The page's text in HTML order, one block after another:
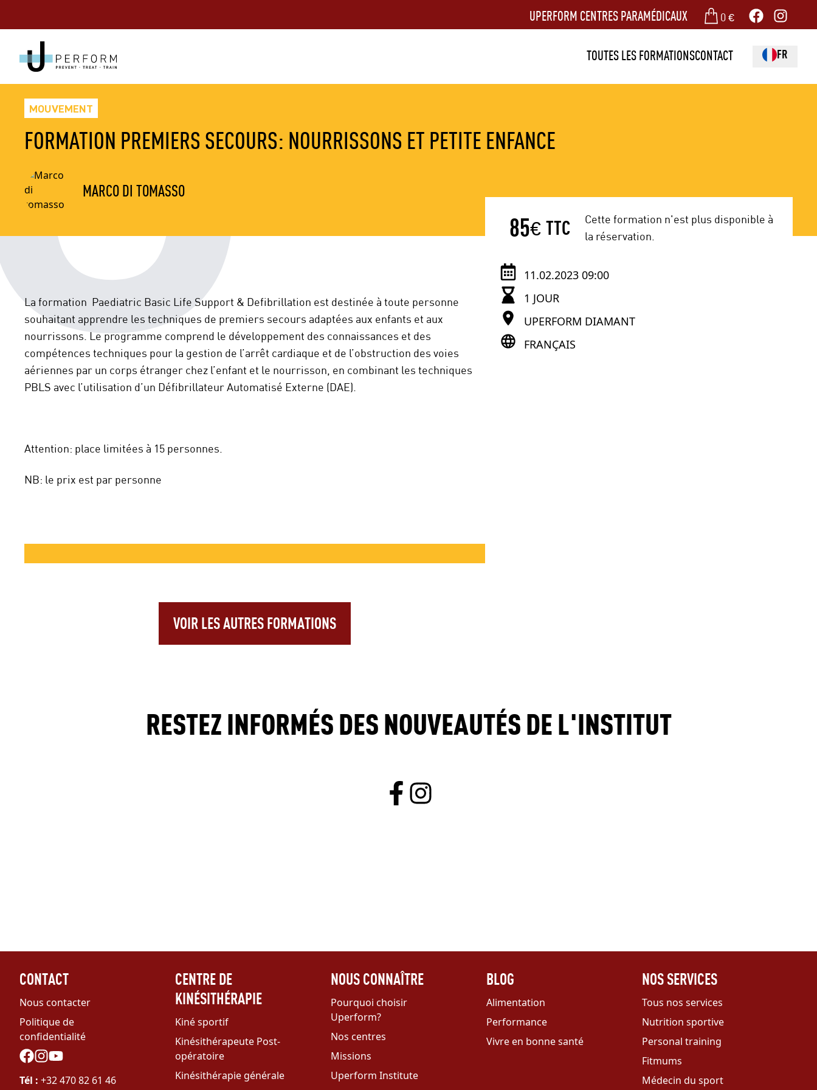
UPERFORM CENTRES PARAMÉDICAUX 0 €
TOUTES LES FORMATIONSCONTACT FR
MOUVEMENT
FORMATION PREMIERS SECOURS: NOURRISSONS ET PETITE ENFANCE
MARCO DI TOMASSO
La formation Paediatric Basic Life Support & Defibrillation est destinée à toute personne
souhaitant apprendre les techniques de premiers secours adaptées aux enfants et aux
nourrissons. Le programme comprend le développement des connaissances et des
compétences techniques pour la gestion de l’arrêt cardiaque et de l’obstruction des voies
aériennes par un corps étranger chez l’enfant et le nourrisson, en combinant les techniques
PBLS avec l’utilisation d’un Défibrillateur Automatisé Externe (DAE).
Attention: place limitées à 15 personnes.
NB: le prix est par personne
VOIR LES AUTRES FORMATIONS
85€ TTC
Cette formation n'est plus disponible à
la réservation.
11.02.2023 09:00
1 JOUR
UPERFORM DIAMANT
FRANÇAIS
RESTEZ INFORMÉS DES NOUVEAUTÉS DE L'INSTITUT
CONTACT
Nous contacter
Politique de
confidentialité
Social
Tél : +32 470 82 61 46
CENTRE DE
KINÉSITHÉRAPIE
Kiné sportif
Kinésithérapeute Post-
opératoire
Kinésithérapie générale
NOUS CONNAÎTRE
Pourquoi choisir
Uperform?
Nos centres
Missions
Uperform Institute
BLOG
Alimentation
Performance
Vivre en bonne santé
NOS SERVICES
Tous nos services
Nutrition sportive
Personal training
Fitmums
Médecin du sport